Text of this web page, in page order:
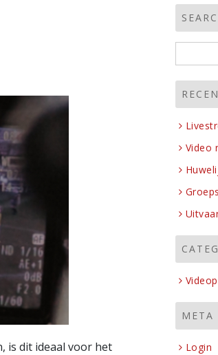
is dit ideaal voor het
naar:
Video
META
Login